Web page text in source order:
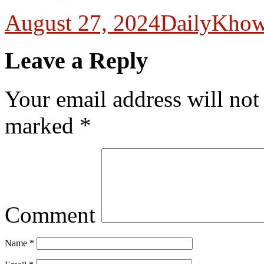
August 27, 2024
Leave a Reply
Your email address will
marked *
Comment
Name *